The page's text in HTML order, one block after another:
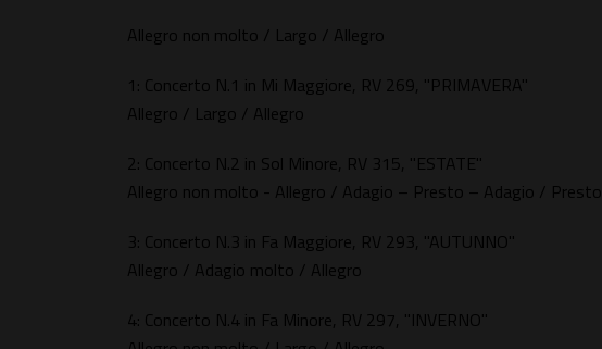
Allegro non molto / Largo / Allegro
1: Concerto N.1 in Mi Maggiore, RV 269, "PRIMAVERA"
Allegro / Largo / Allegro
2: Concerto N.2 in Sol Minore, RV 315, "ESTATE"
Allegro non molto - Allegro / Adagio – Presto – Adagio / Presto
3: Concerto N.3 in Fa Maggiore, RV 293, "AUTUNNO"
Allegro / Adagio molto / Allegro
4: Concerto N.4 in Fa Minore, RV 297, "INVERNO"